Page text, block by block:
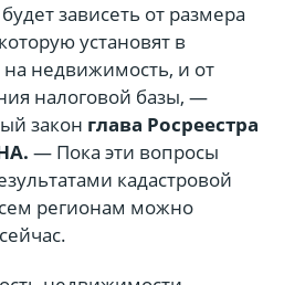
зависеть от размера
установят в
недвижимость, и от
налоговой базы, —
закон глава Росреестра
— Пока эти вопросы
кадастровой
регионам можно